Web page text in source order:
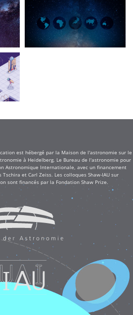
est hébergé par la Maison de l'astronomie sur le
à Heidelberg. Le Bureau de l'astronomie pour
Astronomique Internationale, avec un financement
et Carl Zeiss. Les colloques Shaw-IAU sur
sont financés par la Fondation Shaw Prize.